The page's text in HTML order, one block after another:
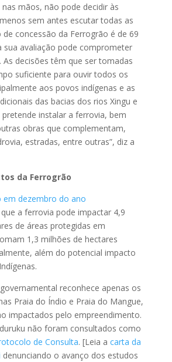
mãos, não pode decidir às
sem antes escutar todas as
concessão da Ferrogrão é de 69
sua avaliação pode comprometer
As decisões têm que ser tomadas
suficiente para ouvir todos os
aos povos indígenas e as
das bacias dos rios Xingu e
instalar a ferrovia, bem
obras que complementam,
estradas, entre outras”, diz a
da Ferrogrão
em dezembro do ano
a ferrovia pode impactar 4,9
de áreas protegidas em
1,3 milhões de hectares
além do potencial impacto
reconhece apenas os
Praia do Índio e Praia do Mangue,
impactados pelo empreendimento.
não foram consultados como
de Consulta. [Leia a carta da
denunciando o avanço dos estudos